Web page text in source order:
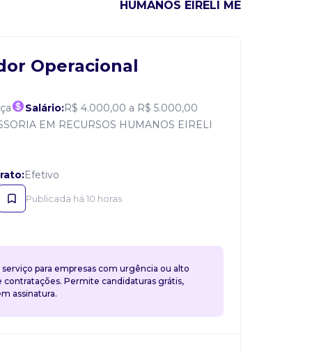
HUMANOS EIRELI ME
Operacional
Salário:R$ 4.000,00 a R$ 5.000,00
EM RECURSOS HUMANOS EIRELI
Efetivo
Publicada há 10 horas
serviço para empresas com urgência ou alto
contratações. Permite candidaturas grátis,
assinatura.